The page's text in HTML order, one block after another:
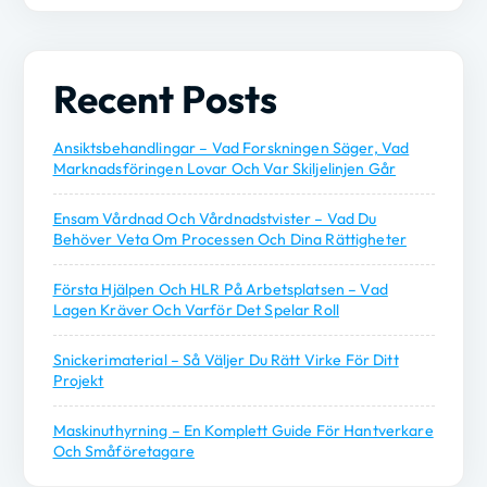
Recent Posts
Ansiktsbehandlingar – Vad Forskningen Säger, Vad
Marknadsföringen Lovar Och Var Skiljelinjen Går
Ensam Vårdnad Och Vårdnadstvister – Vad Du
Behöver Veta Om Processen Och Dina Rättigheter
Första Hjälpen Och HLR På Arbetsplatsen – Vad
Lagen Kräver Och Varför Det Spelar Roll
Snickerimaterial – Så Väljer Du Rätt Virke För Ditt
Projekt
Maskinuthyrning – En Komplett Guide För Hantverkare
Och Småföretagare